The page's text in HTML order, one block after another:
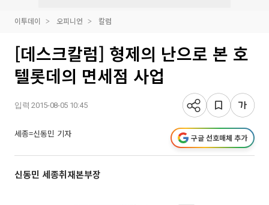
이투데이 오피니언 칼럼
[데스크칼럼] 형제의 난으로 본 호
텔롯데의 면세점 사업
입력 2015-08-05 10:45
세종=신동민 기자 구글 선호매체 추가
신동민 세종취재본부장